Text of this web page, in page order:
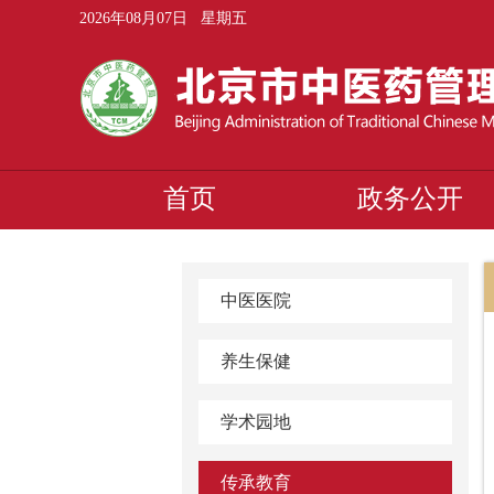
2026年08月07日 星期五
首页 政务公开
中医医院
养生保健
学术园地
传承教育